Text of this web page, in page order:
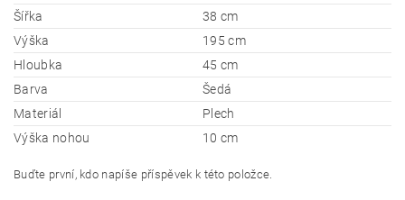
Šířka
38 cm
Výška
195 cm
Hloubka
45 cm
Barva
Šedá
Materiál
Plech
Výška nohou
10 cm
Buďte první, kdo napíše příspěvek k této položce.